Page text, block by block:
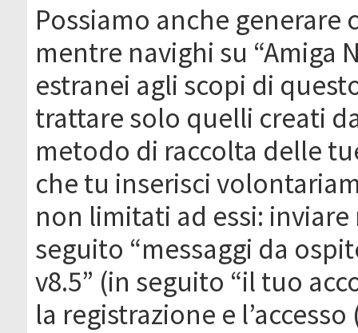
Possiamo anche
mentre navighi su “Amiga
estranei agli scopi di
trattare solo quelli creati
metodo di raccolta delle
che tu inserisci
non limitati ad essi:
seguito “messaggi da
v8.5” (in seguito “il tuo
la registrazione e